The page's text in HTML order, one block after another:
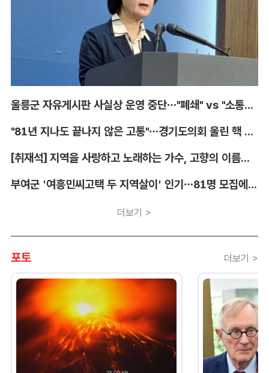
울릉군 자유게시판 사실상 운영 중단…"폐쇄" vs "소통창구 지켜야"
"81년 지나도 끝나지 않은 고통"…경기도의회 울린 핵 피해자의 증언
[취재석] 지역을 사랑하고 노래하는 가수, 고향의 이름을 남긴다
부여군 '여흥민씨고택 두 지역살이' 인기…81명 모집에 712명 몰려
더보기 >
포토 더보기 >